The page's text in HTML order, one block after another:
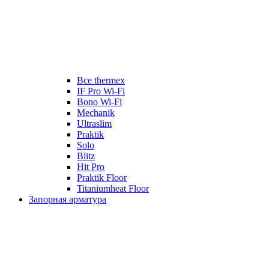
Все thermex
IF Pro Wi-Fi
Bono Wi-Fi
Mechanik
Ultraslim
Praktik
Solo
Blitz
Hit Pro
Praktik Floor
Titaniumheat Floor
Запорная арматура